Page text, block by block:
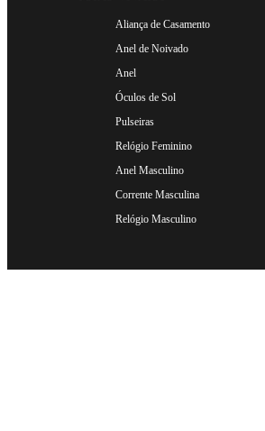
Aliança de Casamento
Anel de Noivado
Anel
Óculos de Sol
Pulseiras
Relógio Feminino
Anel Masculino
Corrente Masculina
Relógio Masculino